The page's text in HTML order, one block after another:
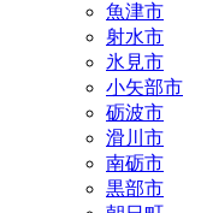
魚津市
射水市
氷見市
小矢部市
砺波市
滑川市
南砺市
黒部市